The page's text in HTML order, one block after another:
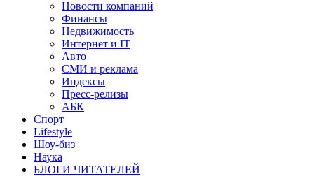
Новости компаний
Финансы
Недвижимость
Интернет и IT
Авто
СМИ и реклама
Индексы
Пресс-релизы
АБК
Спорт
Lifestyle
Шоу-биз
Наука
БЛОГИ ЧИТАТЕЛЕЙ